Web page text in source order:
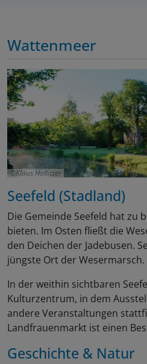
Wattenmeer
Klaus Hollitzer
Seefeld (Stadland)
Die Gemeinde Seefeld hat zu
bieten. Im Osten fließt die
den Deichen der Jadebusen.
jüngste Ort der Wesermarsch.
In der weithin sichtbaren
Kulturzentrum, in dem
andere Veranstaltungen
Landfrauenmarkt ist einen
Geschichte & Natur